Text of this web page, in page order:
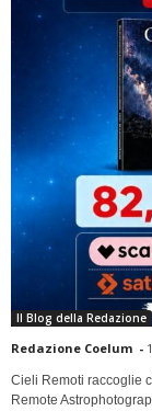
Il Blog della Redazione
Redazione Coelum -
Cieli Remoti raccoglie
Remote